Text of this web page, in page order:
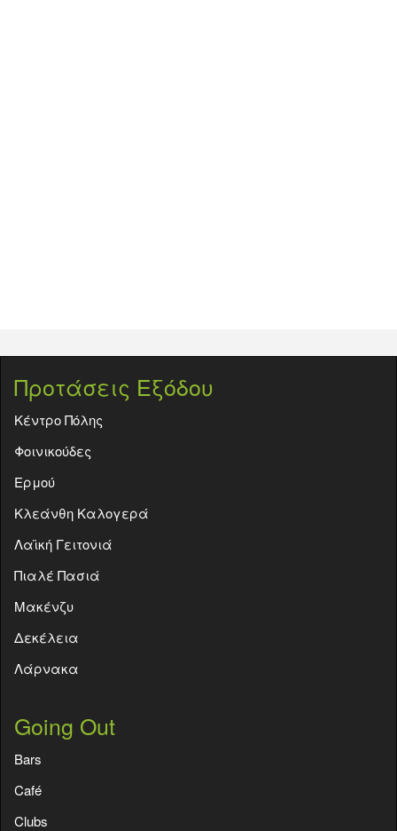
Προτάσεις Εξόδου
Κέντρο Πόλης
Φοινικούδες
Ερμού
Κλεάνθη Καλογερά
Λαϊκή Γειτονιά
Πιαλέ Πασιά
Μακένζυ
Δεκέλεια
Λάρνακα
Going Out
Bars
Café
Clubs